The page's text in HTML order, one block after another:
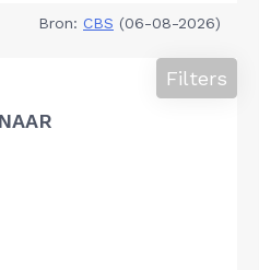
Bron: CBS (06-08-2026)
Filters